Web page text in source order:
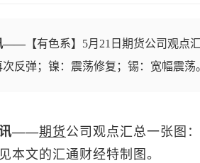
—— 【有色系】5月21日期货公司观
次反弹；镍：震荡修复；锡：宽幅震荡
讯——期货公司观点汇总一张图
本文的汇通财经特制图。